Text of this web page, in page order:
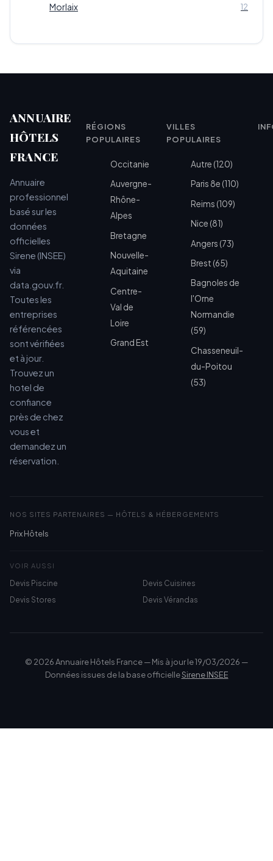
Morlaix 12
ANNUAIRE
HÔTELS
FRANCE
Annuaire
professionnel
basé sur les
données
officielles
Sirene (INSEE)
via
data.gouv.fr.
Toutes les
entreprises
référencées
sont vérifiées
et à jour.
Trouvez un
hotel de
confiance
près de chez
vous et
demandez un
réservation.
RÉGIONS
POPULAIRES
Occitanie
Auvergne-
Rhône-
Alpes
Bretagne
Nouvelle-
Aquitaine
Centre-
Val de
Loire
Grand Est
VILLES
POPULAIRES
Autre (120)
Paris 8e (110)
Reims (109)
Nice (81)
Angers (73)
Brest (65)
Bagnoles de
l'Orne
Normandie
(59)
Chasseneuil-
du-Poitou
(53)
NOS SITES PARTENAIRES — HÔTELS & HÉBERGEMENTS
Prix Hôtels
VOIR AUSSI
Devis Piscine
Devis Cuisines
Devis Stores
Devis Vérandas
© 2026 Annuaire Hôtels France — Mis à jour le 19/03/2026 —
Données issues de la base officielleSirene INSEE